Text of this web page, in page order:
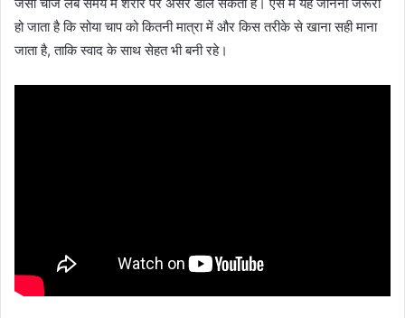
जैसी चीजें लंबे समय में शरीर पर असर डाल सकती हैं। ऐसे में यह जानना जरूरी
हो जाता है कि सोया चाप को कितनी मात्रा में और किस तरीके से खाना सही माना
जाता है, ताकि स्वाद के साथ सेहत भी बनी रहे।